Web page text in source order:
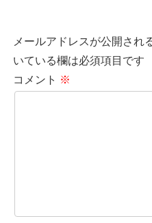
メールアドレスが公開され
いている欄は必須項目です
コメント ※